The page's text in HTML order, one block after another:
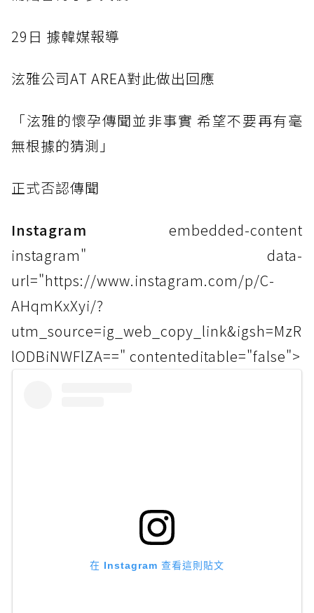
29日 據韓媒報導
泫雅公司AT AREA對此做出回應
「泫雅的懷孕傳聞並非事實 希望不要再有毫
無根據的猜測」
正式否認傳聞
Instagram embedded-content
instagram" data-
url="https://www.instagram.com/p/C-
AHqmKxXyi/?
utm_source=ig_web_copy_link&igsh=MzR
lODBiNWFlZA==" contenteditable="false">
在 Instagram 查看這則貼文